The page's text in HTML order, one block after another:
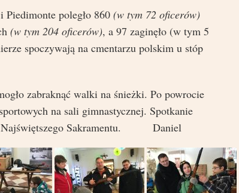
poległo 860 (w tym 72 oficerów)
(w tym 204 oficerów), a 97 zaginęło (w tym 5
spoczywają na cmentarzu polskim u stóp
zabraknąć walki na śnieżki. Po powrocie
na sali gimnastycznej. Spotkanie
Najświętszego Sakramentu. Daniel